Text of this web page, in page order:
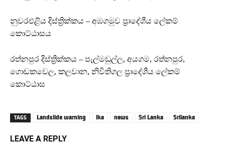
නුවරඑළිය දිස්ත්‍රික්කය – අඹගමුව ප්‍රාදේශීය ලේකම්
කොට්ඨාසය
රත්නපුර දිස්ත්‍රික්කය – පැල්මඩුල්ල, අයගම, රත්නපුර,
ගොඩකවෙල, ⁠කලවාන, නිවිතිගල ප්‍රාදේශීය ලේකම්
කොට්ඨාස
TAGS Landslide warning lka news Sri Lanka Srilanka
LEAVE A REPLY